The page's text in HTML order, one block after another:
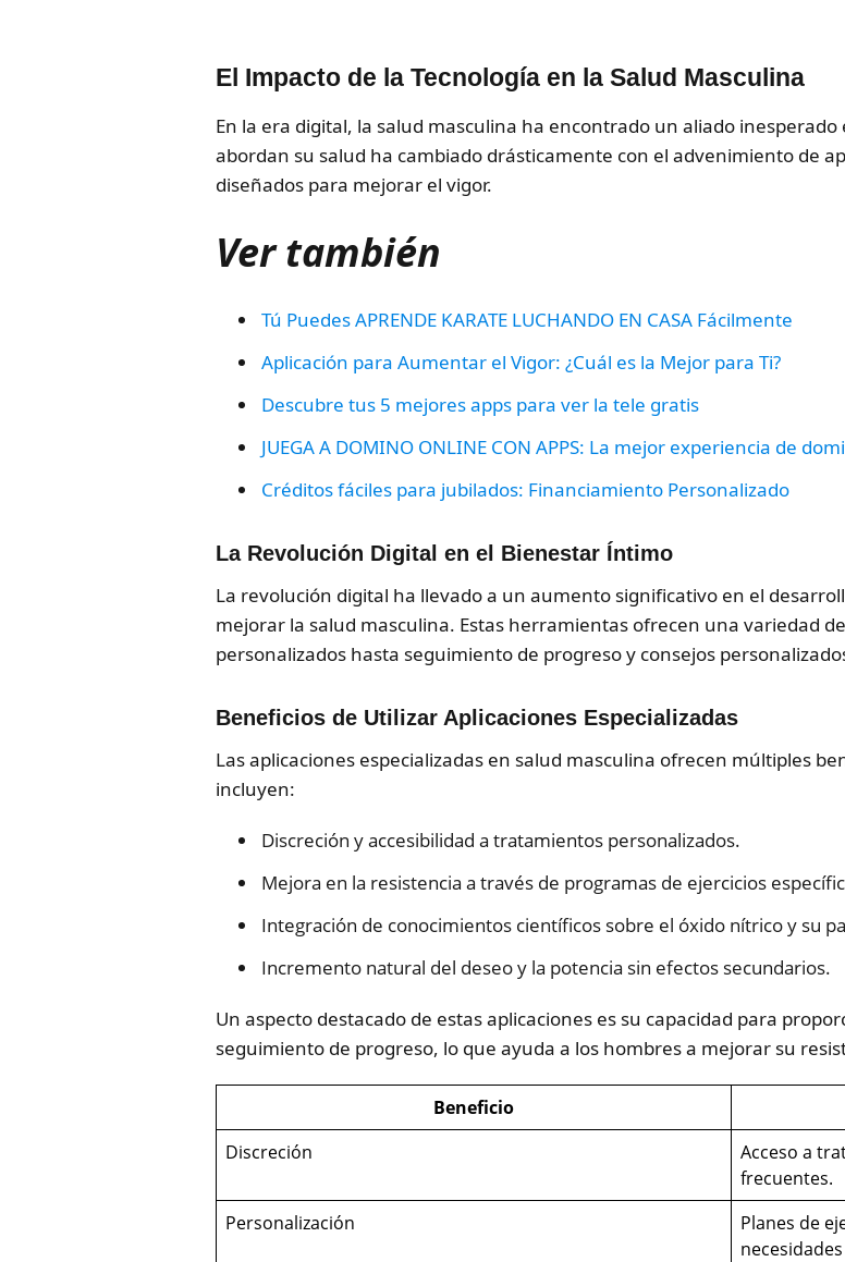
El Impacto de la Tecnología en la Salud Masculina
En la era digital, la salud masculina ha encontrado un aliado
abordan su salud ha cambiado drásticamente con el advenimiento de
diseñados para mejorar el vigor.
Ver también
Tú Puedes APRENDE KARATE LUCHANDO EN CASA Fácilmente
Aplicación para Aumentar el Vigor: ¿Cuál es la Mejor para Ti?
Descubre tus 5 mejores apps para ver la tele gratis
JUEGA A DOMINO ONLINE CON APPS: La mejor experiencia de
Créditos fáciles para jubilados: Financiamiento Personalizado
La Revolución Digital en el Bienestar Íntimo
La revolución digital ha llevado a un aumento significativo en el
mejorar la salud masculina. Estas herramientas ofrecen una variedad
personalizados hasta seguimiento de progreso y consejos
Beneficios de Utilizar Aplicaciones Especializadas
Las aplicaciones especializadas en salud masculina ofrecen múltiples
incluyen:
Discreción y accesibilidad a tratamientos personalizados.
Mejora en la resistencia a través de programas de ejercicios
Integración de conocimientos científicos sobre el óxido nítrico y su
Incremento natural del deseo y la potencia sin efectos secundarios.
Un aspecto destacado de estas aplicaciones es su capacidad para
seguimiento de progreso, lo que ayuda a los hombres a mejorar su
Beneficio
Discreción
Acceso a
frecuentes.
Personalización
Planes de